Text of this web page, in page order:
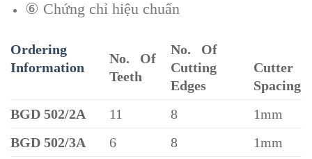
⑥ Chứng chỉ hiệu chuẩn
Ordering
Information
No. Of
Teeth
No. Of
Cutting
Edges
Cutter
Spacing
BGD 502/2A
11 8
1mm
BGD 502/3A
6 8
1mm